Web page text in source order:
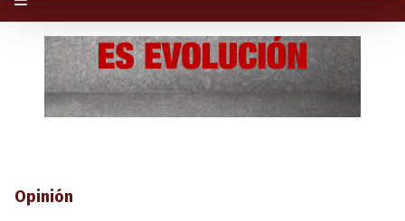
Opinión